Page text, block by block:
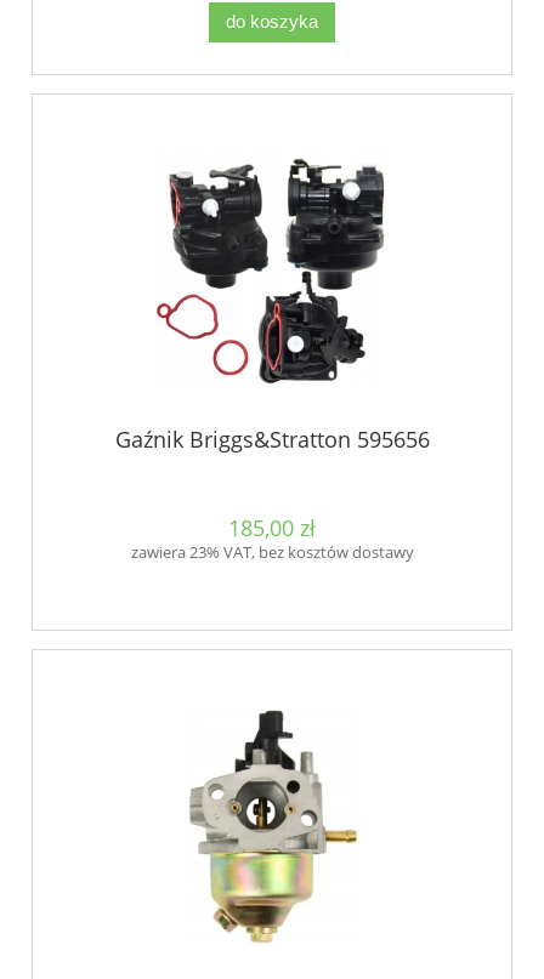
do koszyka
Gaźnik Briggs&Stratton 595656
185,00 zł
zawiera 23% VAT, bez kosztów dostawy